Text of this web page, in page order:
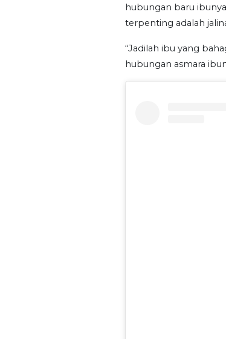
hubungan baru
terpenting adalah
“Jadilah ibu yang
hubungan asmara